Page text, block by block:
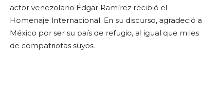
actor venezolano Édgar Ramírez recibió el
Homenaje Internacional. En su discurso, agradeció a
México por ser su país de refugio, al igual que miles
de compatriotas suyos.